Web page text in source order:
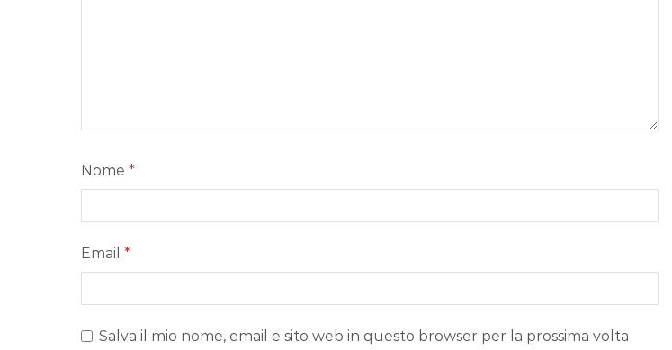
Nome *
Email *
Salva il mio nome, email e sito web in questo browser per la prossima volta